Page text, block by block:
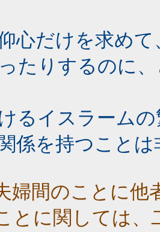
心だけを求め
たりするのに
るイスラーム
係を持つこと
婦間のことに
とに関しては